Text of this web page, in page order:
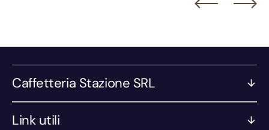
Caffetteria Stazione SRL
Link utili